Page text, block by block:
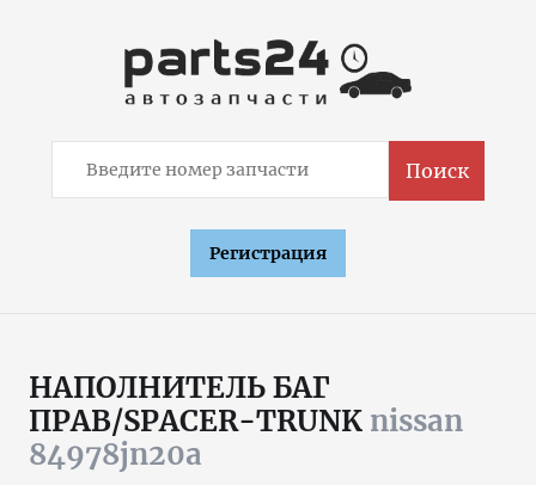
Поиск
Регистрация
НАПОЛНИТЕЛЬ БАГ
ПРАВ/SPACER-TRUNK nissan
84978jn20a